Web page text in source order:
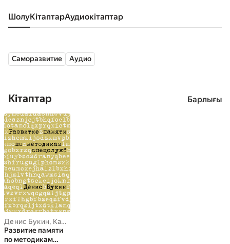
Шолу кітаптар аудиокітаптар
Саморазвитие Аудио
Кітаптар Барлығы
Денис Букин, Камиль Гулиев
Развитие памяти
по методикам